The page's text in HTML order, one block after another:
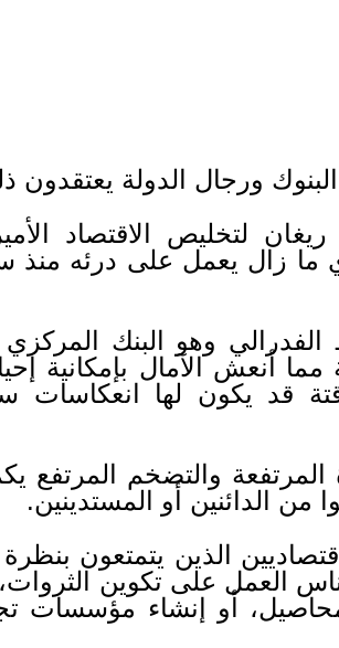
ورجال الدولة يعتقدون
لتخليص الاقتصاد
زال يعمل على درئه منذ
وهو البنك
أنعش الآمال بإمكانية
قد يكون لها انعكاسات
المرتفعة والتضخم
من الدائنين أو المستدينين.
الذين يتمتعون
العمل على تكوين
أو إنشاء مؤسسات